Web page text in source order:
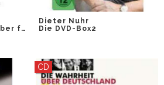
alles
Dieter Nuhr
Die DVD-Box2
CD